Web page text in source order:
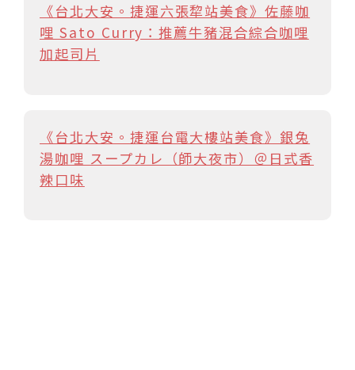
《台北大安。捷運六張犂站美食》佐藤咖
哩 Sato Curry：推薦牛豬混合綜合咖哩
加起司片
《台北大安。捷運台電大樓站美食》銀兔
湯咖哩 スープカレ（師大夜市）＠日式香
辣口味